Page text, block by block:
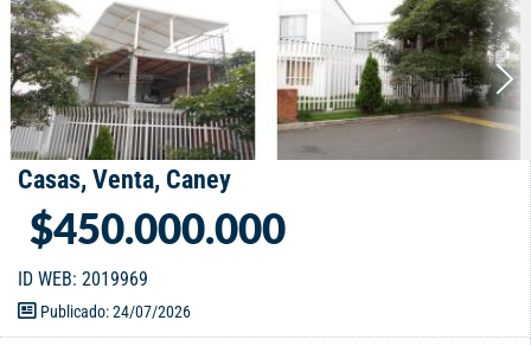
Casas, Venta, Caney
$450.000.000
ID WEB: 2019969
Publicado: 24/07/2026